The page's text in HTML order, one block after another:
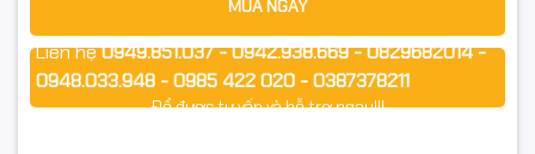
MUA NGAY
Liên hệ0949.851.037 - 0942.938.669 - 0829682014 -
0948.033.948 - 0985 422 020 - 0387378211
Để được tư vấn và hỗ trợ ngay!!!